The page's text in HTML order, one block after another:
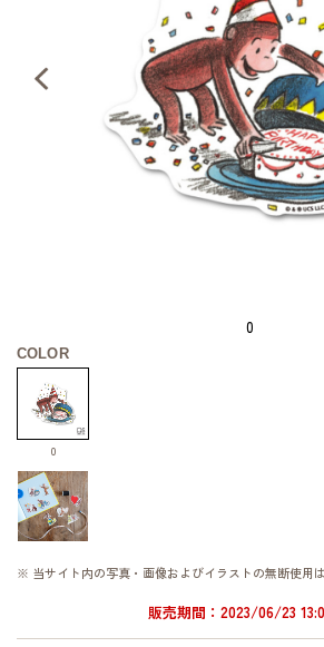
0
COLOR
0
※ 当サイト内の写真・画像およびイラストの無断使用
販売期間：2023/06/23